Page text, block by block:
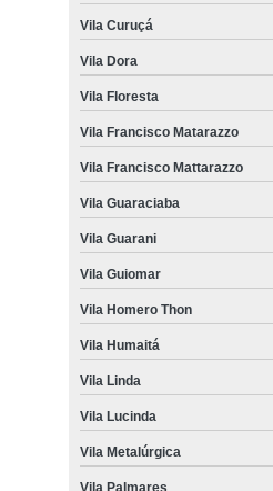
Vila Curuçá
Vila Dora
Vila Floresta
Vila Francisco Matarazzo
Vila Francisco Mattarazzo
Vila Guaraciaba
Vila Guarani
Vila Guiomar
Vila Homero Thon
Vila Humaitá
Vila Linda
Vila Lucinda
Vila Metalúrgica